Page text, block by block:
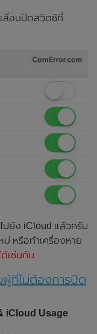
เลื่อนปิดสวิตซ์ที่
ปยัง iCloud แล้วครับ
ม่ หรือทำเครื่องหาย
ด้เช่นกัน
ที่ไม่ต้องการปิด
iCloud Usage